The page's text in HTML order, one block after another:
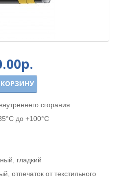
сгорания.
до +100°С
гладкий
отпечаток от текстильного